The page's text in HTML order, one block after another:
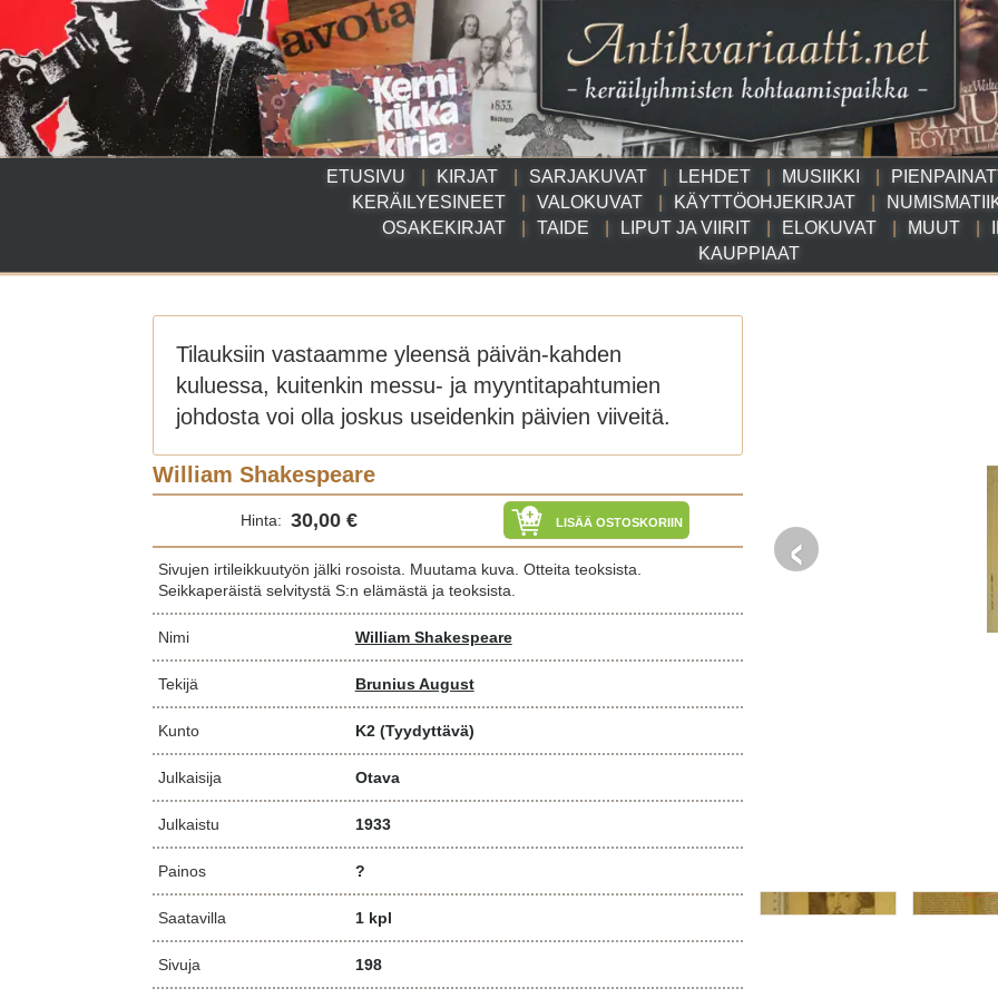
ETUSIVU KIRJAT SARJAKUVAT LEHDET MUSIIKKI
KERÄILYESINEET
VALOKUVAT KÄYTTÖOHJEKIRJAT
OSAKEKIRJAT
TAIDE LIPUT JA VIIRIT ELOKUVAT MUUT
KAUPPIAAT
Tilauksiin vastaamme yleensä päivän-kahden
kuluessa, kuitenkin messu- ja myyntitapahtumien
johdosta voi olla joskus useidenkin päivien viiveitä.
William Shakespeare
‹
Hinta: 30,00 € LISÄÄ OSTOSKORIIN
Sivujen irtileikkuutyön jälki rosoista. Muutama kuva. Otteita teoksista.
Seikkaperäistä selvitystä S:n elämästä ja teoksista.
Nimi William Shakespeare
Tekijä Brunius August
Kunto K2 (Tyydyttävä)
Julkaisija Otava
Julkaistu 1933
Painos ?
Saatavilla 1 kpl
Sivuja 198